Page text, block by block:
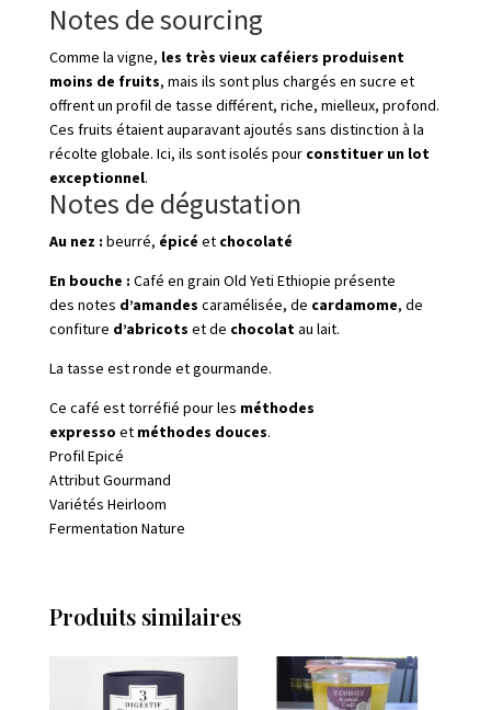
Notes de sourcing
Comme la vigne, les très vieux caféiers produisent
moins de fruits, mais ils sont plus chargés en sucre et
offrent un profil de tasse différent, riche, mielleux, profond.
Ces fruits étaient auparavant ajoutés sans distinction à la
récolte globale. Ici, ils sont isolés pour constituer un lot
exceptionnel.
Notes de dégustation
Au nez : beurré, épicé et chocolaté
En bouche : Café en grain Old Yeti Ethiopie présente
des notes d’amandes caramélisée, de cardamome, de
confiture d’abricots et de chocolatau lait.
La tasse est ronde et gourmande.
Ce café est torréfié pour les méthodes
expresso et méthodes douces.
Profil Epicé
Attribut Gourmand
Variétés Heirloom
Fermentation Nature
Produits similaires